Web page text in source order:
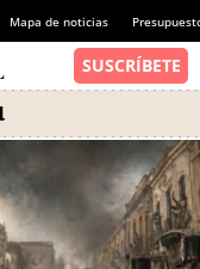
Mapa de noticias